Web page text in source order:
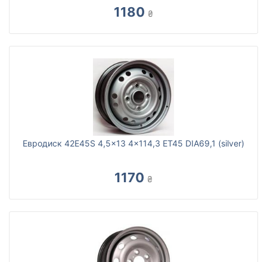
1180 ₴
Евродиск 42E45S 4,5x13 4x114,3 ET45 DIA69,1 (silver)
1170 ₴